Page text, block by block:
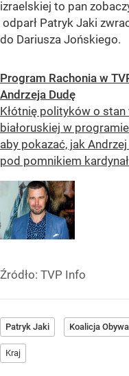
izraelskiej to pan
odparł Patryk Jaki
do Dariusza Jońskiego.
Program Rachonia w
Andrzeja Dudę
Kłótnię polityków o
białoruskiej w
aby pokazać, jak
pod pomnikiem
Źródło: TVP Info
Patryk Jaki Koalicja
Kraj